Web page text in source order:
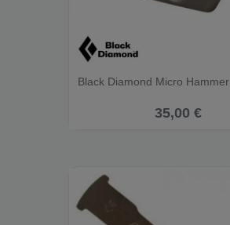
Black Diamond Micro Hammer
35,00 €